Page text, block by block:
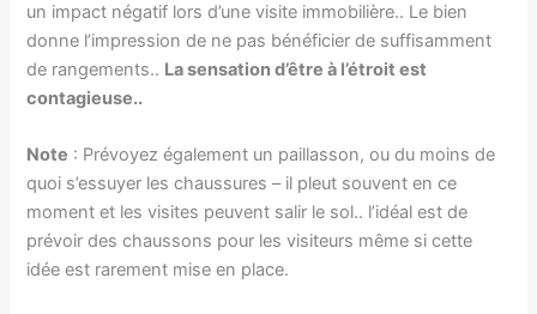
un impact négatif lors d’une visite immobilière.. Le bien
donne l’impression de ne pas bénéficier de suffisamment
de rangements.. La sensation d’être à l’étroit est
contagieuse..
Note : Prévoyez également un paillasson, ou du moins de
quoi s’essuyer les chaussures – il pleut souvent en ce
moment et les visites peuvent salir le sol.. l’idéal est de
prévoir des chaussons pour les visiteurs même si cette
idée est rarement mise en place.